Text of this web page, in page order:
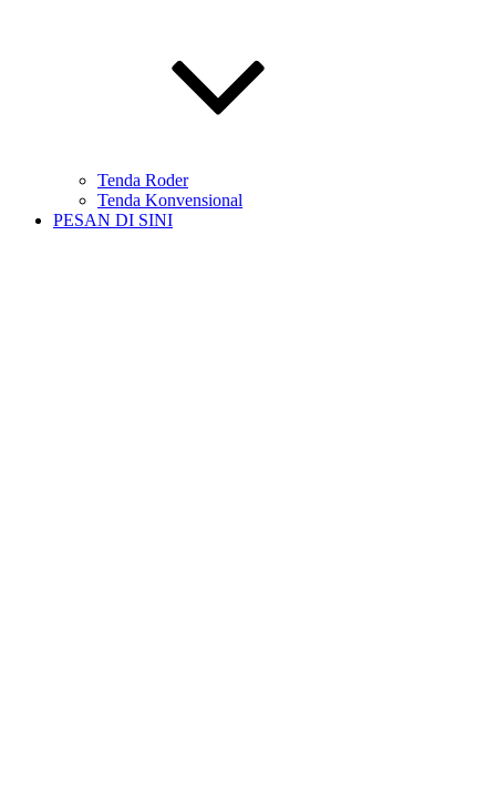
Tenda Roder
Tenda Konvensional
PESAN DI SINI